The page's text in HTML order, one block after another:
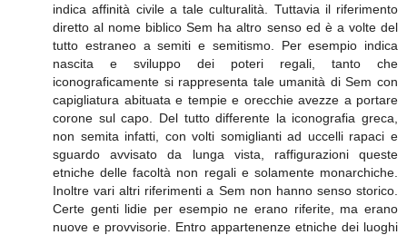
indica affinità civile a tale culturalità. Tuttavia il riferimento
diretto al nome biblico Sem ha altro senso ed è a volte del
tutto estraneo a semiti e semitismo. Per esempio indica
nascita e sviluppo dei poteri regali, tanto che
iconograficamente si rappresenta tale umanità di Sem con
capigliatura abituata e tempie e orecchie avezze a portare
corone sul capo. Del tutto differente la iconografia greca,
non semita infatti, con volti somiglianti ad uccelli rapaci e
sguardo avvisato da lunga vista, raffigurazioni queste
etniche delle facoltà non regali e solamente monarchiche.
Inoltre vari altri riferimenti a Sem non hanno senso storico.
Certe genti lidie per esempio ne erano riferite, ma erano
nuove e provvisorie. Entro appartenenze etniche dei luoghi